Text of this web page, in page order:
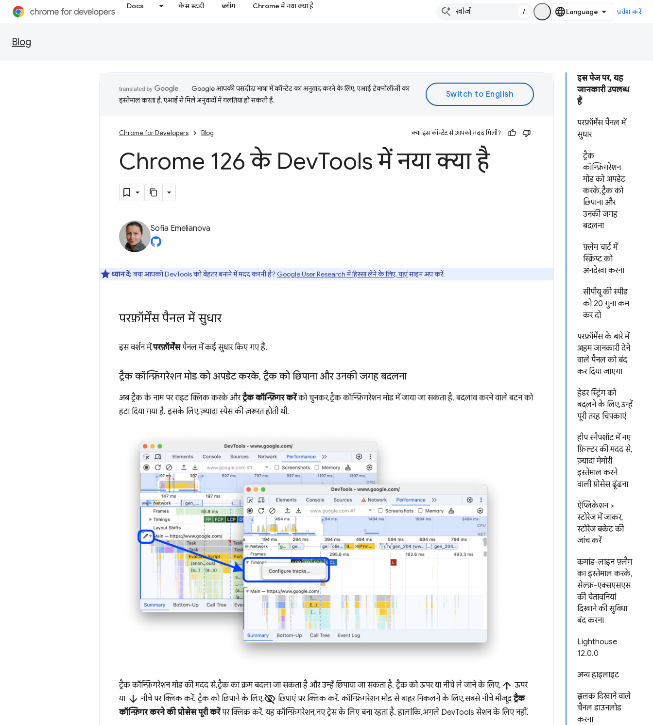
Docs केस स्टडी ब्लॉग Chrome में नया क्या है
/ प्रवेश करें
Blog
इस पेज पर, यह
जानकारी उपलब्ध
है
परफ़ॉर्मेंस पैनल में
सुधार
ट्रैक
कॉन्फ़िगरेशन
मोड को अपडेट
करके, ट्रैक को
छिपाना और
उनकी जगह
बदलना
फ़्लेम चार्ट में
स्क्रिप्ट को
अनदेखा करना
सीपीयू की स्पीड
को 20 गुना कम
कर दो
परफ़ॉर्मेंस के बारे में
अहम जानकारी देने
वाले पैनल को बंद
कर दिया जाएगा
हेडर स्ट्रिंग को
बदलने के लिए, उन्हें
पूरी तरह चिपकाएं
हीप स्नैपशॉट में नए
फ़िल्टर की मदद से,
ज़्यादा मेमोरी
इस्तेमाल करने
वाली प्रोसेस ढूंढना
ऐप्लिकेशन >
स्टोरेज में जाकर,
स्टोरेज बकेट की
जांच करें
कमांड-लाइन फ़्लैग
का इस्तेमाल करके,
सेल्फ़-एक्सएसएस
की चेतावनियां
दिखाने की सुविधा
बंद करना
Lighthouse
12.0.0
अन्य हाइलाइट
झलक दिखाने वाले
चैनल डाउनलोड
करना
Google आपकी पसंदीदा भाषा में कॉन्टेंट का अनुवाद करने के लिए, एआई टेक्नोलॉजी का
इस्तेमाल करता है. एआई से मिले अनुवादों में गलतियां हो सकती हैं.
Chrome for Developers Blog क्या इस कॉन्टेंट से आपको मदद मिली?
Chrome 126 के DevTools में नया क्या है
Sofia Emelianova
ध्यान दें:क्या आपको DevTools को बेहतर बनाने में मदद करनी है? Google User Research में हिस्सा लेने के लिए, यहांसाइन अप करें.
परफ़ॉर्मेंस पैनल में सुधार
इस वर्शन में,परफ़ॉर्मेंसपैनल में कई सुधार किए गए हैं.
ट्रैक कॉन्फ़िगरेशन मोड को अपडेट करके, ट्रैक को छिपाना और उनकी जगह बदलना
अब ट्रैक के नाम पर राइट क्लिक करके औरट्रैक कॉन्फ़िगर करेंको चुनकर, ट्रैक कॉन्फ़िगरेशन मोड में जाया जा सकता है. बदलाव करने वाले बटन को
हटा दिया गया है. इसके लिए, ज़्यादा स्पेस की ज़रूरत होती थी.
ट्रैक कॉन्फ़िगरेशन मोड की मदद से, ट्रैक का क्रम बदला जा सकता है और उन्हें छिपाया जा सकता है. ट्रैक को ऊपर या नीचे ले जाने के लिए, arrow_upward ऊपर
या arrow_downward नीचे पर क्लिक करें. ट्रैक को छिपाने के लिए,visibility_off छिपाएं पर क्लिक करें. कॉन्फ़िगरेशन मोड से बाहर निकलने के लिए, सबसे नीचे मौजूदट्रैक
कॉन्फ़िगर करने की प्रोसेस पूरी करेंपर क्लिक करें. यह कॉन्फ़िगरेशन, नए ट्रेस के लिए बना रहता है. हालांकि, अगले DevTools सेशन के लिए नहीं.